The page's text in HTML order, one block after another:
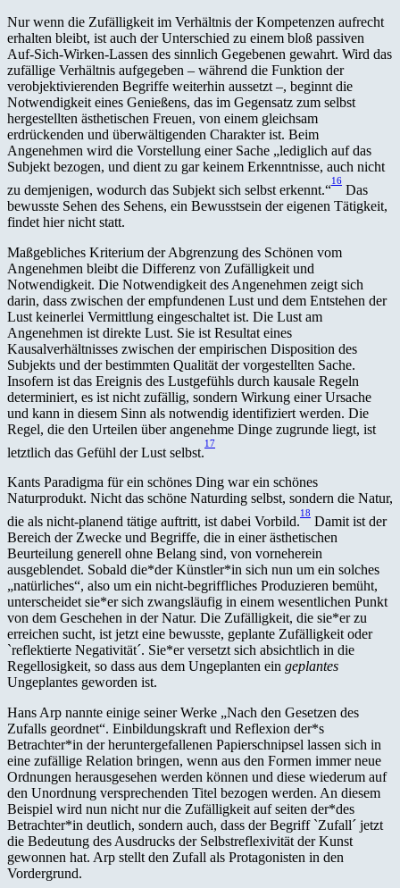
Nur wenn die Zufälligkeit im Verhältnis der Kompetenzen aufrecht
erhalten bleibt, ist auch der Unterschied zu einem bloß passiven
Auf-Sich-Wirken-Lassen des sinnlich Gegebenen gewahrt. Wird das
zufällige Verhältnis aufgegeben – während die Funktion der
verobjektivierenden Begriffe weiterhin aussetzt –, beginnt die
Notwendigkeit eines Genießens, das im Gegensatz zum selbst
hergestellten ästhetischen Freuen, von einem gleichsam
erdrückenden und überwältigenden Charakter ist. Beim
Angenehmen wird die Vorstellung einer Sache „lediglich auf das
Subjekt bezogen, und dient zu gar keinem Erkenntnisse, auch nicht
zu demjenigen, wodurch das Subjekt sich selbst erkennt.“
16
Das
bewusste Sehen des Sehens, ein Bewusstsein der eigenen Tätigkeit,
findet hier nicht statt.
Maßgebliches Kriterium der Abgrenzung des Schönen vom
Angenehmen bleibt die Differenz von Zufälligkeit und
Notwendigkeit. Die Notwendigkeit des Angenehmen zeigt sich
darin, dass zwischen der empfundenen Lust und dem Entstehen der
Lust keinerlei Vermittlung eingeschaltet ist. Die Lust am
Angenehmen ist direkte Lust. Sie ist Resultat eines
Kausalverhältnisses zwischen der empirischen Disposition des
Subjekts und der bestimmten Qualität der vorgestellten Sache.
Insofern ist das Ereignis des Lustgefühls durch kausale Regeln
determiniert, es ist nicht zufällig, sondern Wirkung einer Ursache
und kann in diesem Sinn als notwendig identifiziert werden. Die
Regel, die den Urteilen über angenehme Dinge zugrunde liegt, ist
letztlich das Gefühl der Lust selbst.
17
Kants Paradigma für ein schönes Ding war ein schönes
Naturprodukt. Nicht das schöne Naturding selbst, sondern die Natur,
die als nicht-planend tätige auftritt, ist dabei Vorbild.
18
Damit ist der
Bereich der Zwecke und Begriffe, die in einer ästhetischen
Beurteilung generell ohne Belang sind, von vorneherein
ausgeblendet. Sobald die*der Künstler*in sich nun um ein solches
„natürliches“, also um ein nicht-begriffliches Produzieren bemüht,
unterscheidet sie*er sich zwangsläufig in einem wesentlichen Punkt
von dem Geschehen in der Natur. Die Zufälligkeit, die sie*er zu
erreichen sucht, ist jetzt eine bewusste, geplante Zufälligkeit oder
`reflektierte Negativität´. Sie*er versetzt sich absichtlich in die
Regellosigkeit, so dass aus dem Ungeplanten ein geplantes
Ungeplantes geworden ist.
Hans Arp nannte einige seiner Werke „Nach den Gesetzen des
Zufalls geordnet“. Einbildungskraft und Reflexion der*s
Betrachter*in der heruntergefallenen Papierschnipsel lassen sich in
eine zufällige Relation bringen, wenn aus den Formen immer neue
Ordnungen herausgesehen werden können und diese wiederum auf
den Unordnung versprechenden Titel bezogen werden. An diesem
Beispiel wird nun nicht nur die Zufälligkeit auf seiten der*des
Betrachter*in deutlich, sondern auch, dass der Begriff `Zufall´ jetzt
die Bedeutung des Ausdrucks der Selbstreflexivität der Kunst
gewonnen hat. Arp stellt den Zufall als Protagonisten in den
Vordergrund.